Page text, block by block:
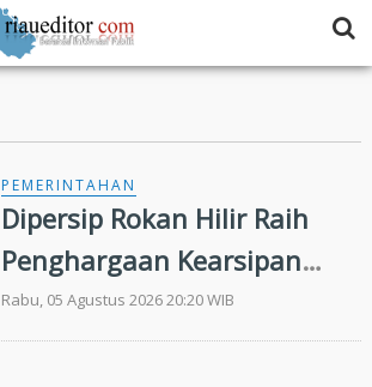
PEMERINTAHAN
Dipersip Rokan Hilir Raih
Penghargaan Kearsipan
pada Festival Literasi Riau
2026
Rabu, 05 Agustus 2026 20:20 WIB